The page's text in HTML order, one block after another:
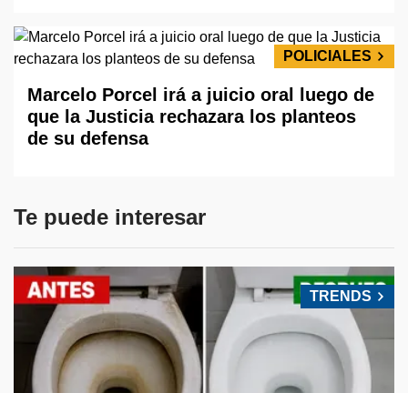
POLICIALES
Marcelo Porcel irá a juicio oral luego de
que la Justicia rechazara los planteos
de su defensa
Te puede interesar
TRENDS